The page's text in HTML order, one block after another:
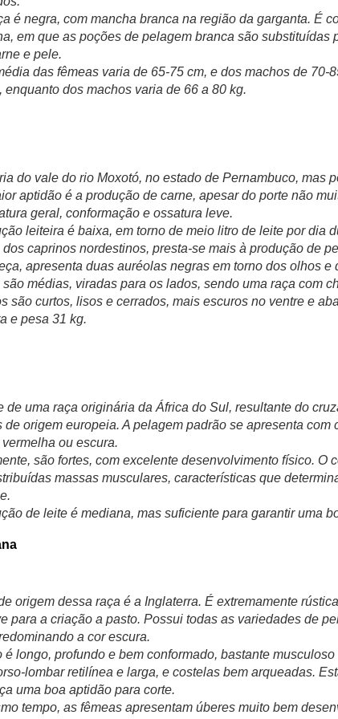
é negra, com mancha branca na região da garganta. É
em que as poções de pelagem branca são substituídas
e pele.
das fêmeas varia de 65-75 cm, e dos machos de 70-
enquanto dos machos varia de 66 a 80 kg.
do vale do rio Moxotó, no estado de Pernambuco, mas
aptidão é a produção de carne, apesar do porte não
geral, conformação e ossatura leve.
leiteira é baixa, em torno de meio litro de leite por dia
caprinos nordestinos, presta-se mais à produção de
apresenta duas auréolas negras em torno dos olhos
médias, viradas para os lados, sendo uma raça com
são curtos, lisos e cerrados, mais escuros no ventre e
e pesa 31 kg.
de uma raça originária da África do Sul, resultante do
de origem europeia. A pelagem padrão se apresenta com
ou escura.
são fortes, com excelente desenvolvimento físico. O
massas musculares, características que
de leite é mediana, mas suficiente para garantir uma
origem dessa raça é a Inglaterra. É extremamente
para a criação a pasto. Possui todas as variedades de
a cor escura.
é longo, profundo e bem conformado, bastante
lombar retilínea e larga, e costelas bem arqueadas.
uma boa aptidão para corte.
tempo, as fêmeas apresentam úberes muito bem